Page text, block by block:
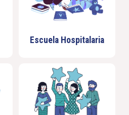
Escuela Hospitalaria